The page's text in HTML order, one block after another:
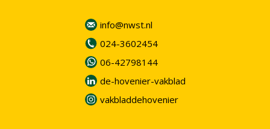
info@nwst.nl
024-3602454
06-42798144
de-hovenier-vakblad
vakbladdehovenier